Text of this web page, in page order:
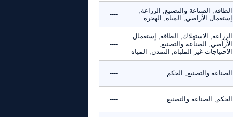
الطاقه, الصناعة والتصنيع, الزراعة,
إستعمال الأراضي, المياه, الهجرة
----
الزراعة, الاستهلاك, الطاقه, إستعمال
الأراضي, الصناعة والتصنيع,
الاحتياجات غير الملباه, التمدن, المياه
----
الصناعة والتصنيع, الحكم ----
الحكم, الصناعة والتصنيع ----